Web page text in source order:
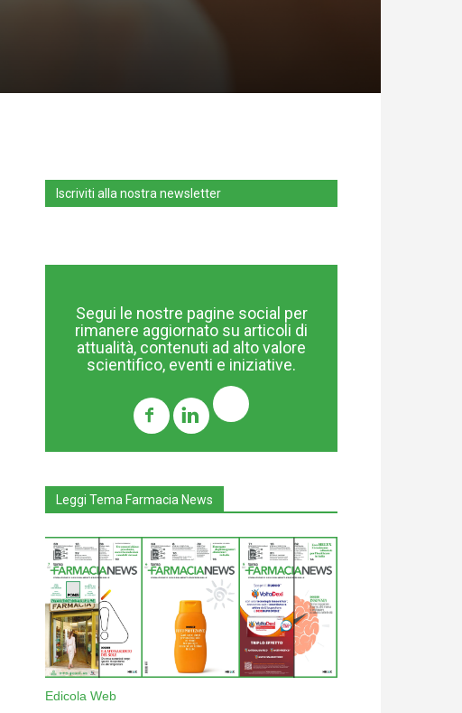
Iscriviti alla nostra newsletter
Segui le nostre pagine social per
rimanere aggiornato su articoli di
attualità, contenuti ad alto valore
scientifico, eventi e iniziative.
Leggi Tema Farmacia News
Edicola Web